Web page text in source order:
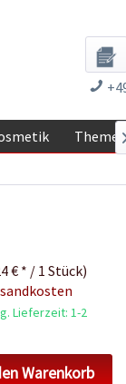
€ * / 1 Stück)
Lieferzeit: 1-2
Warenkorb